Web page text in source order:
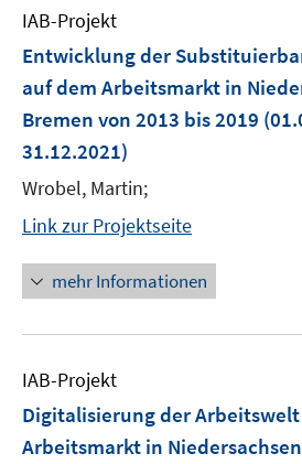
IAB-Projekt
Entwicklung der
auf dem Arbeitsmarkt in
Bremen von 2013 bis 2019
31.12.2021)
Wrobel, Martin;
Link zur Projektseite
mehr Informationen
IAB-Projekt
Digitalisierung der
Arbeitsmarkt in